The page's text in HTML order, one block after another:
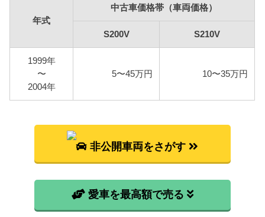
初代ハイゼットカーゴは軽自動車ですので、自賠責
の金額は10,570円となります。
年間10,000km走行、レギュラー1Lあたり130円を前
提条件として、基本情報で説明した型式ごとの使用
燃料と想定実燃費をもとに燃料代を算出していま
す。
型式
S200V 104,800円
年式
中古車価格帯（車両価格）
S200V S210V
1999年
〜
2004年
5〜45万円 10〜35万円
非公開車両をさがす
愛車を最高額で売る